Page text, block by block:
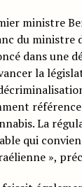
ministre
du ministre
dans une
la
La
qui
»,